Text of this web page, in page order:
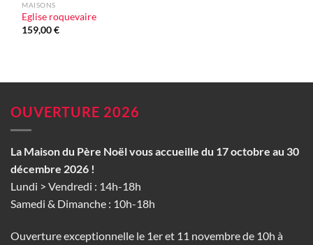
MAISONS
Eglise roquevaire
159,00€
OUVERTURE 2026
La Maison du Père Noël vous accueille du 17 octobre au 30
décembre 2026 !
Lundi > Vendredi : 14h-18h
Samedi & Dimanche : 10h-18h
Ouverture exceptionnelle le 1er et 11 novembre de 10h à